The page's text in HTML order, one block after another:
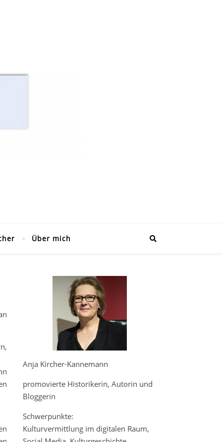
Über mich
Anja Kircher-Kannemann
promovierte Historikerin, Autorin und
Bloggerin
Schwerpunkte:
Kulturvermittlung im digitalen Raum,